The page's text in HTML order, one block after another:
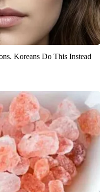
Koreans Do This Instead